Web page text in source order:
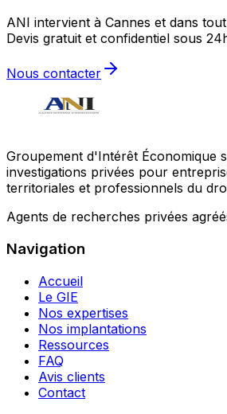
ANI intervient à Cannes et dans
Devis gratuit et confidentiel sous
Nous contacter
Groupement d'Intérêt Économique
investigations privées pour
territoriales et professionnels du
Agents de recherches privées
Navigation
Accueil
Le GIE
Nos expertises
Nos implantations
Ressources
FAQ
Avis clients
Contact